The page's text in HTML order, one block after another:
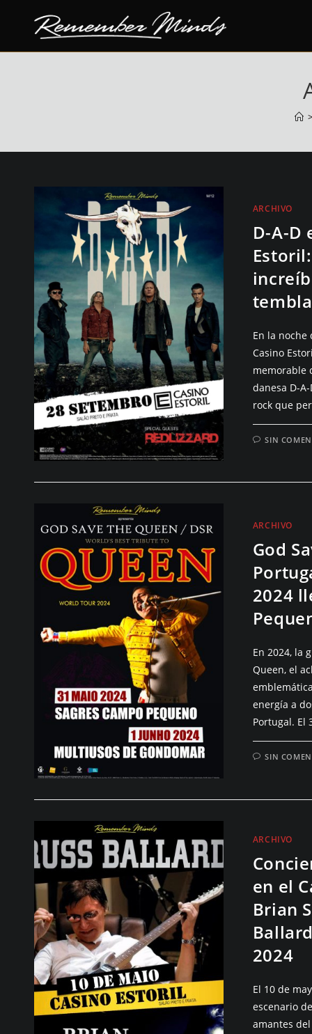
contenido
>
ARCHIVO
D-A-D
En la noche
Casino
memorable
danesa D-
rock que
SIN
ARCHIVO
God
2024
En 2024, la
Queen, el
energía a
Portugal. El
SIN
ARCHIVO
en el
Brian
2024
El 10 de
escenario
amantes